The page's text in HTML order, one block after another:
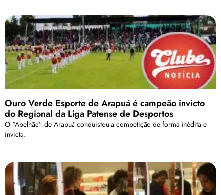
Ouro Verde Esporte de Arapuá é campeão invicto
do Regional da Liga Patense de Desportos
O “Abelhão” de Arapuá conquistou a competição de forma inédita e
invicta.